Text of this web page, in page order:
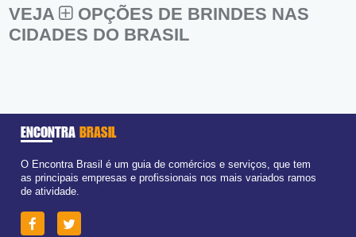
VEJA
OPÇÕES DE BRINDES NAS
CIDADES DO BRASIL
ENCONTRA BRASIL
O Encontra Brasil é um guia de comércios e serviços, que tem
as principais empresas e profissionais nos mais variados ramos
de atividade.